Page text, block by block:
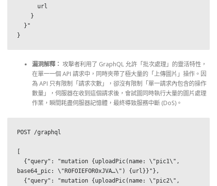
}
漏洞解釋： 攻擊者利用了 GraphQL 允許「批次處理」的靈活特性，
在單一一個 API 請求中，同時夾帶了極大量的「上傳圖片」操作。因
為 API 只有限制「請求次數」，卻沒有限制「單一請求內包含的操作
數量」，伺服器在收到這個請求後，會試圖同時執行大量的圖片處理
作業，瞬間耗盡伺服器記憶體，最終導致服務中斷 (DoS)。
POST /graphql
[
base64_pic: \"R0FOIEFOR0xJVA…\") {url}}"},